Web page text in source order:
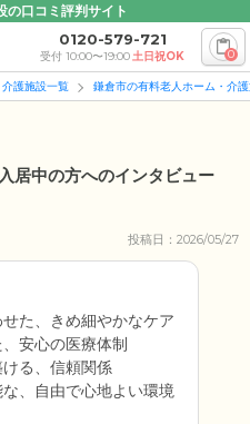
の口コミ評判サイト
0120-579-721
受付 10:00〜19:00土日祝OK 0
護施設一覧 鎌倉市の有料老人ホーム・介
居中の方へのインタビュー
投稿日：2026/05/27
た、きめ細やかなケア
安心の医療体制
る、信頼関係
、自由で心地よい環境